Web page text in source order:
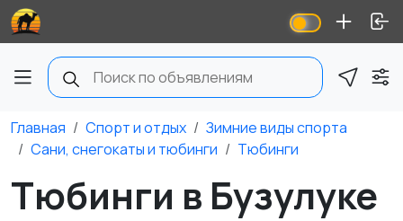
Главная Спорт и отдых
Зимние виды спорта
Сани, снегокаты и тюбинги
Тюбинги
Тюбинги в Бузулуке